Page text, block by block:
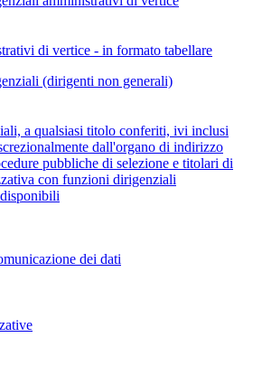
di vertice - in formato tabellare
(dirigenti non generali)
a qualsiasi titolo conferiti, ivi inclusi
dall'organo di indirizzo
pubbliche di selezione e titolari di
con funzioni dirigenziali
dei dati